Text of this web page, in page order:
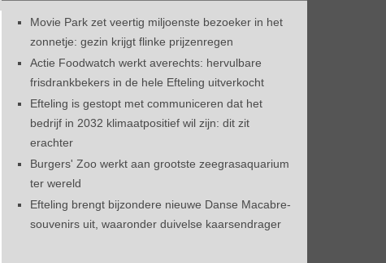
Movie Park zet veertig miljoenste bezoeker in het
zonnetje: gezin krijgt flinke prijzenregen
Actie Foodwatch werkt averechts: hervulbare
frisdrankbekers in de hele Efteling uitverkocht
Efteling is gestopt met communiceren dat het
bedrijf in 2032 klimaatpositief wil zijn: dit zit
erachter
Burgers' Zoo werkt aan grootste zeegrasaquarium
ter wereld
Efteling brengt bijzondere nieuwe Danse Macabre-
souvenirs uit, waaronder duivelse kaarsendrager